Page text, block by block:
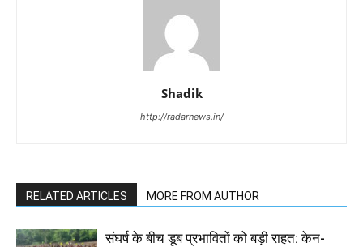
Shadik
http://radarnews.in/
RELATED ARTICLES MORE FROM AUTHOR
संघर्ष के बीच डूब प्रभावितों को बड़ी राहत: केन-